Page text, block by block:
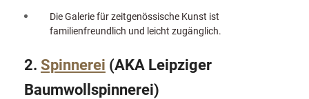
Die Galerie für zeitgenössische Kunst ist
familienfreundlich und leicht zugänglich.
2. Spinnerei (AKA Leipziger
Baumwollspinnerei)